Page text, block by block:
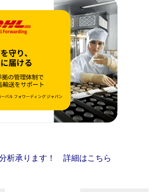
析承ります！ 詳細はこちら